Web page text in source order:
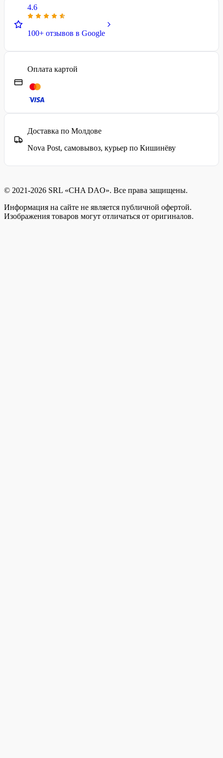
4.6
100+ отзывов в Google
Оплата картой
Доставка по Молдове
Nova Post, самовывоз, курьер по Кишинёву
© 2021-2026 SRL «CHA DAO». Все права защищены.
Информация на сайте не является публичной офертой.
Изображения товаров могут отличаться от оригиналов.